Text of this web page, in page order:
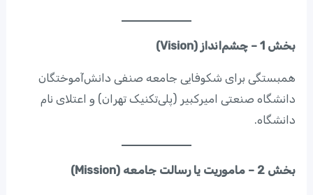
بخش 1 – چشم‌انداز (Vision)
همبستگی برای شکوفایی جامعه صنفی دانش‌آموختگان
دانشگاه صنعتی امیرکبیر (پلی‌تکنیک تهران) و اعتلای نام
دانشگاه.
بخش 2 – ماموریت یا رسالت جامعه (Mission)